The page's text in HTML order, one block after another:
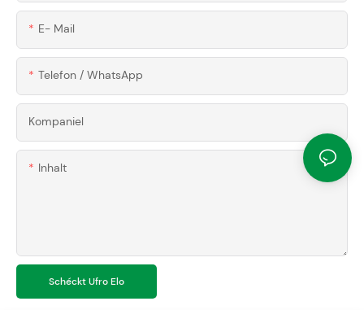
E- Mail
Telefon / WhatsApp
Kompaniel
Inhalt
Schéckt Ufro Elo